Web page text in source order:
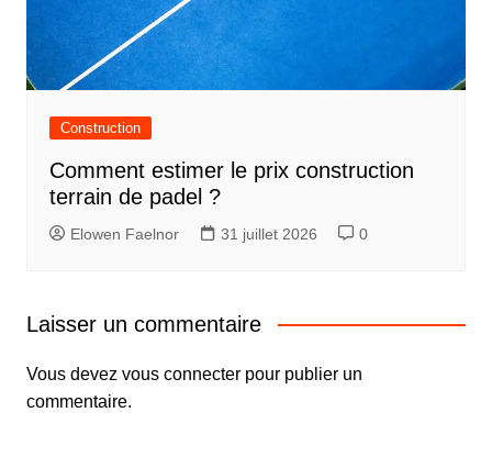
Construction
Comment estimer le prix construction
terrain de padel ?
Elowen Faelnor 31 juillet 2026 0
Laisser un commentaire
Vous devez vous connecterpour publier un
commentaire.